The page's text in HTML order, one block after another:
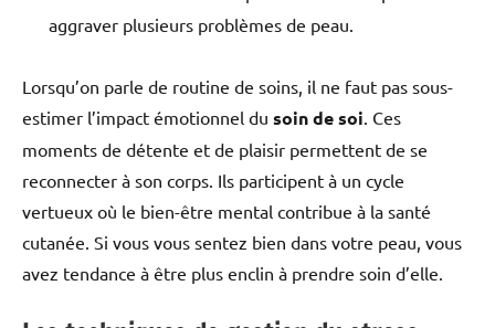
aggraver plusieurs problèmes de peau.
Lorsqu’on parle de routine de soins, il ne faut pas sous-
estimer l’impact émotionnel du soin de soi . Ces
moments de détente et de plaisir permettent de se
reconnecter à son corps. Ils participent à un cycle
vertueux où le bien-être mental contribue à la santé
cutanée. Si vous vous sentez bien dans votre peau, vous
avez tendance à être plus enclin à prendre soin d’elle.